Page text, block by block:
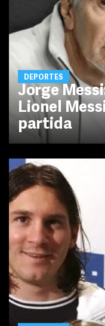
DEPORTES
Jorge
Lionel
partida